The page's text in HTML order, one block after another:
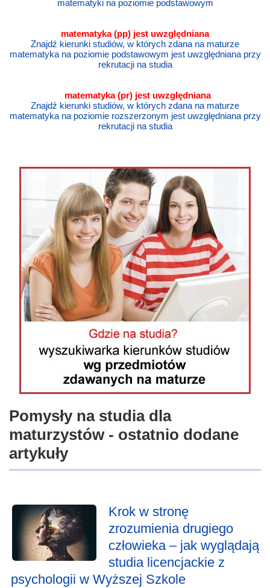
matematyki na poziomie podstawowym
matematyka(pp) jest uwzględniana
Znajdź kierunki studiów, w których zdana na maturze
matematyka na poziomie podstawowym jest uwzględniana przy
rekrutacji na studia
matematyka(pr) jest uwzględniana
Znajdź kierunki studiów, w których zdana na maturze
matematyka na poziomie rozszerzonym jest uwzględniana przy
rekrutacji na studia
Pomysły na studia dla
maturzystów - ostatnio dodane
artykuły
Krok w stronę
zrozumienia drugiego
człowieka – jak wyglądają
studia licencjackie z
psychologii w Wyższej Szkole